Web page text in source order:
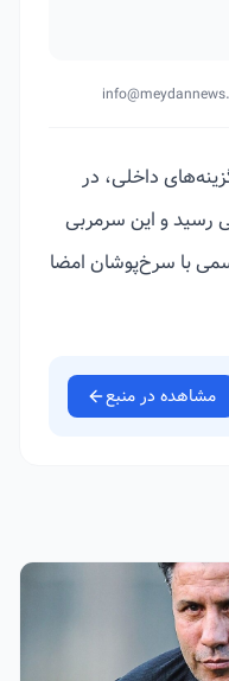
داخلی، در
رسید و این سرمربی
با سرخ‌پوشان امضا
مشاهده در منبع